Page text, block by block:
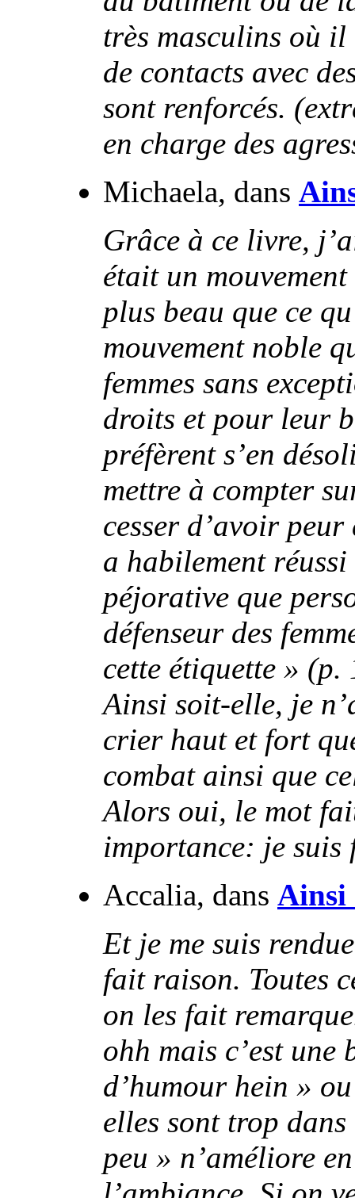
très masculins où il
de contacts avec
sont renforcés.
en charge des
Michaela, dans
Grâce à ce livre,
était un
plus beau que ce
mouvement noble
femmes sans
droits et pour leur
préfèrent s’en
mettre à compter
cesser d’avoir
a habilement
péjorative que
défenseur des
cette étiquette »
Ainsi soit-elle, je
crier haut et fort
combat ainsi que
Alors oui, le mot
importance: je suis
Accalia, dans Ainsi
Et je me suis
fait raison. Toutes
on les fait
ohh mais c’est une
d’humour hein »
elles sont trop
peu » n’améliore